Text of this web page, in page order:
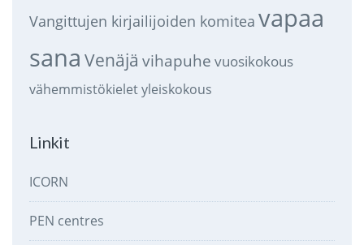
Vangittujen kirjailijoiden komitea vapaa
sana Venäjä vihapuhe vuosikokous
vähemmistökieletyleiskokous
Linkit
ICORN
PEN centres